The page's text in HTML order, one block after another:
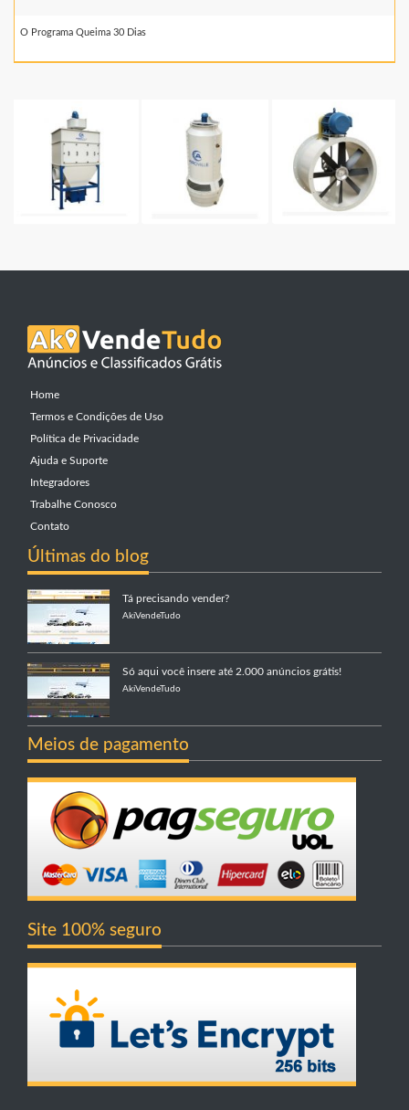
O Programa Queima 30 Dias
Home
Termos e Condições de Uso
Política de Privacidade
Ajuda e Suporte
Integradores
Trabalhe Conosco
Contato
Últimas do blog
Tá precisando vender?
AkiVendeTudo
Só aqui você insere até 2.000 anúncios grátis!
AkiVendeTudo
Meios de pagamento
Site 100% seguro